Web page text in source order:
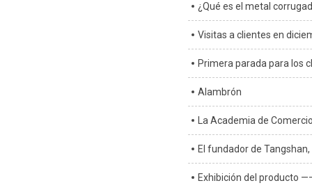
¿Qué es el metal
Visitas a clientes en
Primera parada para los
Alambrón
La Academia de Comercio
El fundador de
Exhibición del producto